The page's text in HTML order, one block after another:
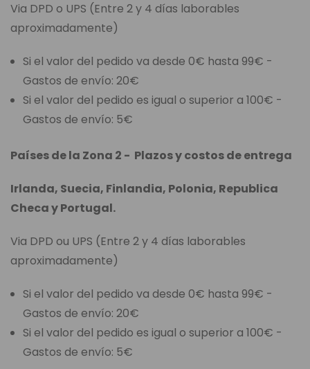
Via DPD o UPS (Entre 2 y 4 días laborables
aproximadamente)
Si el valor del pedido va desde 0€ hasta 99€ -
Gastos de envío: 20€
Si el valor del pedido es igual o superior a 100€ -
Gastos de envío: 5€
Países de la Zona 2 - Plazos y costos de entrega
Irlanda, Suecia, Finlandia, Polonia, Republica
Checa y Portugal.
Via DPD ou UPS (Entre 2 y 4 días laborables
aproximadamente)
Si el valor del pedido va desde 0€ hasta 99€ -
Gastos de envío: 20€
Si el valor del pedido es igual o superior a 100€ -
Gastos de envío: 5€